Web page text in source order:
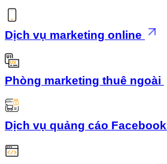
Dịch vụ marketing online
Phòng marketing thuê ngoài
Dịch vụ quảng cáo Facebook